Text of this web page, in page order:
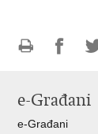
e-Građani
e-Građani